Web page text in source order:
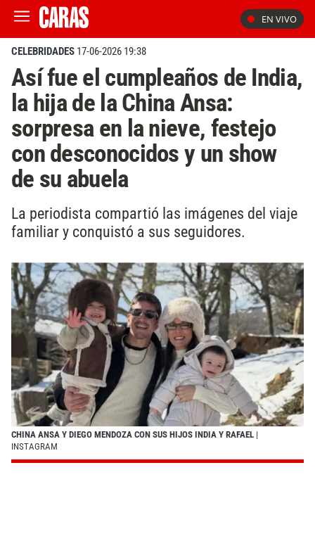
EN VIVO
CELEBRIDADES 17-06-2026 19:38
Así fue el cumpleaños de India,
la hija de la China Ansa:
sorpresa en la nieve, festejo
con desconocidos y un show
de su abuela
La periodista compartió las imágenes del viaje
familiar y conquistó a sus seguidores.
CHINA ANSA Y DIEGO MENDOZA CON SUS HIJOS INDIA Y RAFAEL |
INSTAGRAM